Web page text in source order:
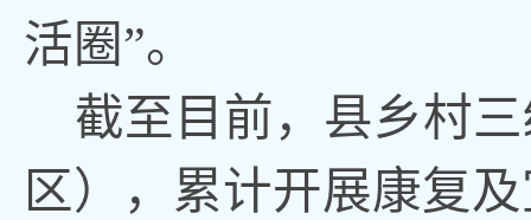
活圈”。
截至目前，县乡村
区），累计开展康复